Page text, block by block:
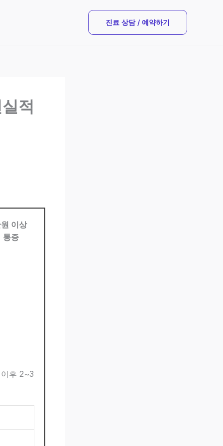
진료 상담 / 예약하기
적
이상
통증
후 2~3